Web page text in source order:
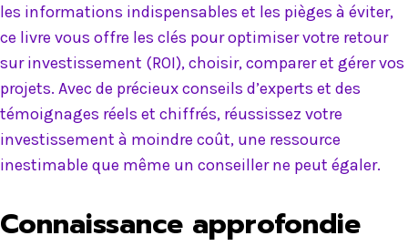
les informations indispensables et les pièges à éviter,
ce livre vous offre les clés pour optimiser votre retour
sur investissement (ROI), choisir, comparer et gérer vos
projets. Avec de précieux conseils d’experts et des
témoignages réels et chiffrés, réussissez votre
investissement à moindre coût, une ressource
inestimable que même un conseiller ne peut égaler.
Connaissance approfondie